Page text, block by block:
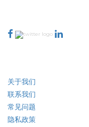
关于我们
联系我们
常见问题
隐私政策